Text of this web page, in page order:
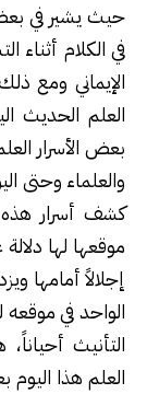
حيث يشير في
في الكلام أثناء
الإيماني ومع
العلم الحديث
بعض الأسرار
والعلماء وحتى
كشف أسرار هذه
موقعها لها
إجلالاً أمامها
الواحد في موقعه
التأنيث
العلم هذا اليوم